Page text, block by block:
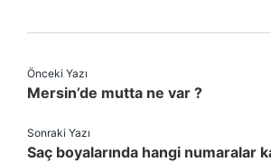
Önceki Yazı
Mersin’de mutta ne var ?
Sonraki Yazı
Saç boyalarında hangi numaralar